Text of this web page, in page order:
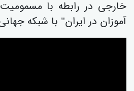
خارجی در رابطه با
آموزان در ایران" با شبکە